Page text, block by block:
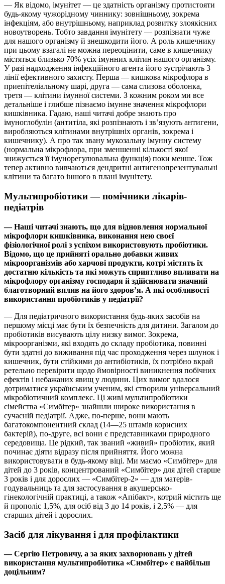
— Як відомо, імунітет — це здатність організму протистояти
будь-якому чужорідному чиннику: зовнішньому, зокрема
інфекціям, або внутрішньому, наприклад розвитку злоякісних
новоутворень. Тобто завдання імунітету — розпізнати чуже
для нашого організму й знешкодити його. А роль кишечнику
при цьому взагалі не можна переоцінити, саме в кишечнику
містяться близько 70% усіх імунних клітин нашого організму.
У разі надходження інфекційного агента його зустрічають 3
лінії ефективного захисту. Перша — кишкова мікрофлора в
приепітеліальному шарі, друга — сама слизова оболонка,
третя — клітини імунної системи. З кожним роком ми все
детальніше і глибше пізнаємо імунне значення мікрофлори
кишківника. Гадаю, наші читачі добре знають про
імуноглобулін (антитіла, які розпізнають і зв’язують антигени,
виробляються клітинами внутрішніх органів, зокрема і
кишечнику). А про так звану мукозальну імунну систему
(нормальна мікрофлора, при зменшенні кількості якої
знижується її імунорегулювальна функція) поки менше. Тож
тепер активно вивчаються дендритні антигенопрезентувальні
клітини та багато іншого в плані імунітету.
Мультипробіотики — помічники лікарів-
педіатрів
— Наші читачі знають, що для відновлення нормальної
мікрофлори кишківника, виконання нею своєї
фізіологічної ролі з успіхом використовують пробіотики.
Відомо, що це прийняті орально добавки живих
мікроорганізмів або харчові продукти, котрі містять їх
достатню кількість та які можуть сприятливо впливати на
мікрофлору організму господаря й здійснювати значний
благотворний вплив на його здоров’я. А які особливості
використання пробіотиків у педіатрії?
— Для педіатричного використання будь-яких засобів на
першому місці має бути їх безпечність для дитини. Загалом до
пробіотиків висувають цілу низку вимог. Зокрема,
мікроорганізми, які входять до складу пробіотика, повинні
бути здатні до виживання під час проходження через шлунок і
кишечник, бути стійкими до антибіотиків, їх потрібно вкрай
ретельно перевірити щодо ймовірності виникнення побічних
ефектів і небажаних явищ у людини. Цих вимог вдалося
дотриматися українським ученим, які створили універсальний
мікробіотичний комплекс. Ці живі мультипробіотики
сімейства «Симбітер» знайшли широке використання в
сучасній педіатрії. Адже, по-перше, вони мають
багатокомпонентний склад (14—25 штамів корисних
бактерій), по-друге, всі вони є представниками природного
середовища. Це рідкий, так званий «живий» пробіотик, який
починає діяти відразу після прийняття. Його можна
використовувати в будь-якому віці. Ми маємо «Симбітер» для
дітей до 3 років, концентрований «Симбітер» для дітей старше
3 років і для дорослих — «Симбітер-2» — для матерів-
годувальниць та для застосування в акушерсько-
гінекологічній практиці, а також «Апібакт», котрий містить ще
й прополіс 1,5%, для осіб від 3 до 14 років, і 2,5% — для
старших дітей і дорослих.
Засіб для лікування і для профілактики
— Сергію Петровичу, а за яких захворювань у дітей
використання мультипробіотика «Симбітер» є найбільш
доцільним?